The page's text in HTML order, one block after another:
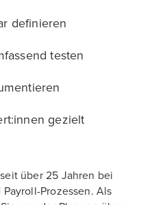
definieren
testen
gezielt
über 25 Jahren bei
Prozessen. Als